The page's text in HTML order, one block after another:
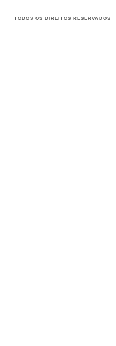
TODOS OS DIREITOS RESERVADOS